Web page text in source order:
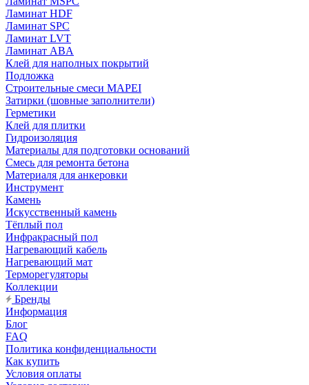
Ламинат HDF
Ламинат SPC
Ламинат LVT
Ламинат ABA
Клей для наполных покрытий
Подложка
Строительные смеси MAPEI
Затирки (шовные заполнители)
Герметики
Клей для плитки
Гидроизоляция
Материалы для подготовки оснований
Смесь для ремонта бетона
Материаля для анкеровки
Инструмент
Камень
Искусственный камень
Тёплый пол
Инфракрасный пол
Нагревающий кабель
Нагревающий мат
Терморегуляторы
Коллекции
Бренды
Информация
Блог
FAQ
Политика конфиденциальности
Как купить
Условия оплаты